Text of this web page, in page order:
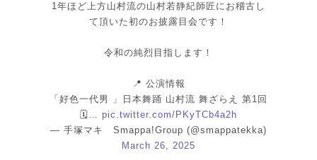
1年ほど上方山村流の山村若静紀師匠にお稽古し
て頂いた初のお披露目会です！
令和の純烈目指します！
📍 公演情報
「好色一代男 」日本舞踊 山村流 舞ざらえ 第1回
🗓… pic.twitter.com/PKyTCb4a2h
— 手塚マキ Smappa!Group (@smappatekka)
March 26, 2025